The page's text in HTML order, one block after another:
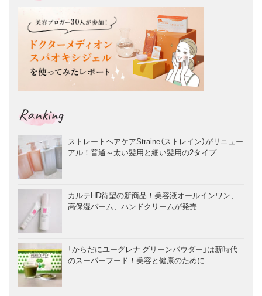
Ranking
ストレートヘアケアStraine（ストレイン）がリニュー
アル！普通～太い髪用と細い髪用の2タイプ
カルテHD待望の新商品！美容液オールインワン、
高保湿バーム、ハンドクリームが発売
「からだにユーグレナ グリーンパウダー」は新時代
のスーパーフード！美容と健康のために